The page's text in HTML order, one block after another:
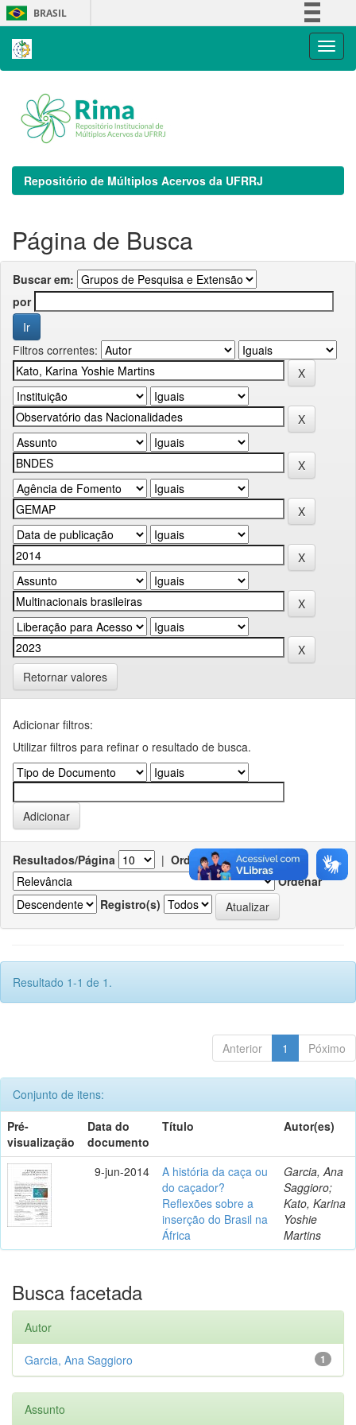
Skip
navigation
BRASIL
Repositório de Múltiplos Acervos da UFRRJ
Página de Busca
Buscar em:
por
Filtros correntes:
Retornar valores
Adicionar filtros:
Utilizar filtros para refinar o resultado de busca.
Resultados/Página | Ordenar registros por
Ordenar
Registro(s)
Resultado 1-1 de 1.
Anterior 1 Póximo
Conjunto de itens:
Pré-
visualização
Data do
documento
Título Autor(es)
9-jun-2014
A história da caça ou
do caçador?
Reflexões sobre a
inserção do Brasil na
África
Garcia, Ana
Saggioro;
Kato, Karina
Yoshie
Martins
Busca facetada
Autor
1
Garcia, Ana Saggioro
Assunto